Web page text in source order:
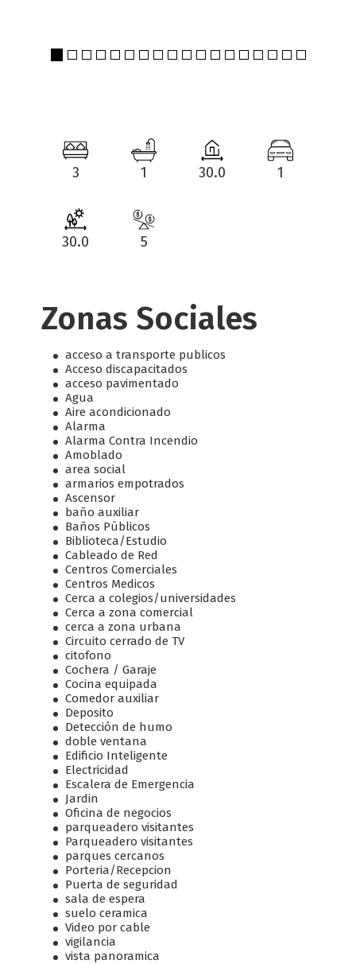
3 1 30.0 1
30.0 5
Zonas Sociales
acceso a transporte publicos
Acceso discapacitados
acceso pavimentado
Agua
Aire acondicionado
Alarma
Alarma Contra Incendio
Amoblado
area social
armarios empotrados
Ascensor
baño auxiliar
Baños Públicos
Biblioteca/Estudio
Cableado de Red
Centros Comerciales
Centros Medicos
Cerca a colegios/universidades
Cerca a zona comercial
cerca a zona urbana
Circuito cerrado de TV
citofono
Cochera / Garaje
Cocina equipada
Comedor auxiliar
Deposito
Detección de humo
doble ventana
Edificio Inteligente
Electricidad
Escalera de Emergencia
Jardin
Oficina de negocios
parqueadero visitantes
Parqueadero visitantes
parques cercanos
Porteria/Recepcion
Puerta de seguridad
sala de espera
suelo ceramica
Video por cable
vigilancia
vista panoramica